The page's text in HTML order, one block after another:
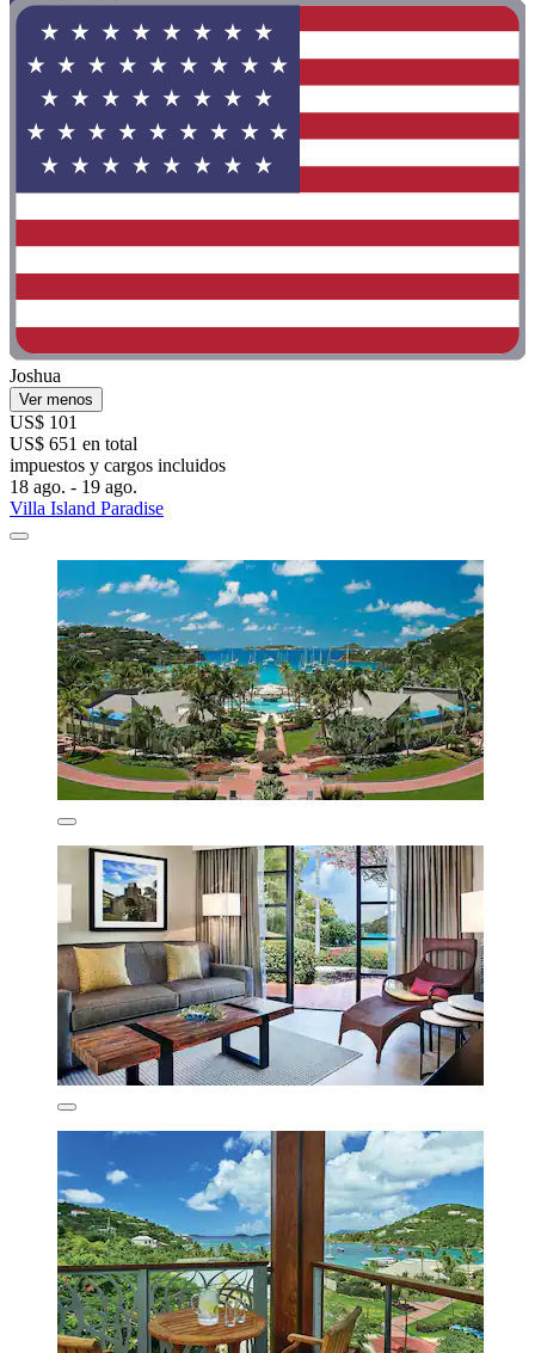
Joshua
Ver menos
US$ 101
US$ 651 en total
impuestos y cargos incluidos
18 ago. - 19 ago.
Villa Island Paradise